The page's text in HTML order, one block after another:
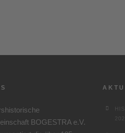
BOGESTRA e.V.